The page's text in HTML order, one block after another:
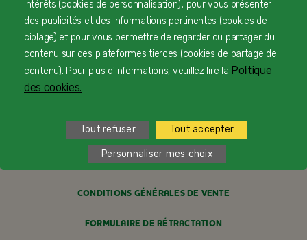
PAIEMENT SÉCURISÉ
PROFESSIONNELS DE SANTÉ
FAQ
POLITIQUE COOKIES
POLITIQUE DE CONFIDENTIALITÉ
CONDITIONS GÉNÉRALES DE VENTE
FORMULAIRE DE RÉTRACTATION
intérêts (cookies de personnalisation) ; pour vous présenter
des publicités et des informations pertinentes (cookies de
ciblage) et pour vous permettre de regarder ou partager du
contenu sur des plateformes tierces (cookies de partage de
contenu). Pour plus d'informations, veuillez lire la Politique
des cookies.
Tout refuser Tout accepter
Personnaliser mes choix